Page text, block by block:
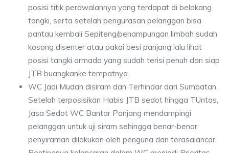
posisi titik perawalannya yang terdapat di belakang
tangki, serta setelah pengurasan pelanggan bisa
pantau kembali Sepiteng/penampungan limbah sudah
kosong disenter atau pakai besi panjang lalu lihat
posisi tangki armada yang sudah terisi penuh dan siap
JTB buangkanke tempatnya.
WC Jadi Mudah disiram dan Terhindar dari Sumbatan.
Setelah terposisikan Habis JTB sedot hingga TUntas,
Jasa Sedot WC Bantar Panjang mendampingi
pelanggan untuk uji siram sehingga benar-benar
penyiraman dilakukan oleh penguna dan terasalancar,